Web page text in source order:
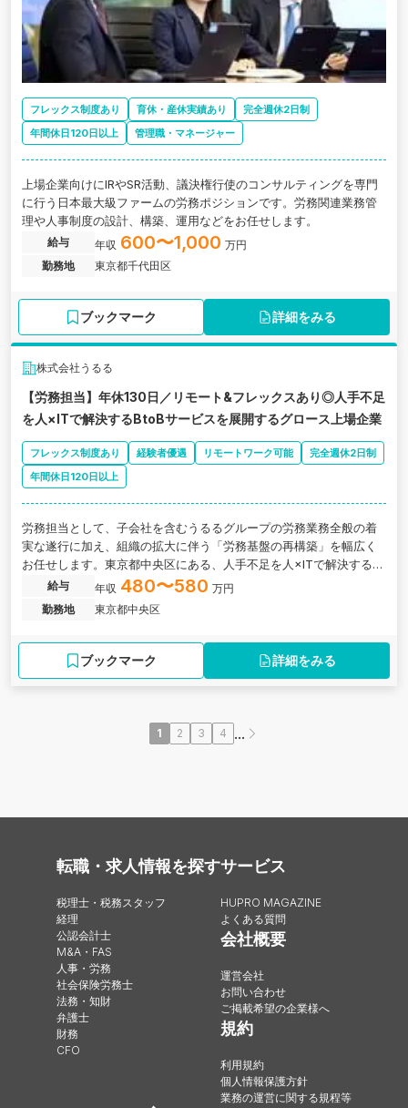
フレックス制度あり 育休・産休実績あり
完全週休2日制
年間休日120日以上
管理職・マネージャー
上場企業向けにIRやSR活動、議決権行使のコンサルティングを専門
に行う日本最大級ファームの労務ポジションです。労務関連業務管
理や人事制度の設計、構築、運用などをお任せします。
給与 年収 600〜1,000 万円
勤務地
東京都千代田区
ブックマーク 詳細をみる
株式会社うるる
【労務担当】年休130日／リモート&フレックスあり◎人手不足
を人×ITで解決するBtoBサービスを展開するグロース上場企業
フレックス制度あり 経験者優遇 リモートワーク可能
完全週休2日制
年間休日120日以上
労務担当として、子会社を含むうるるグループの労務業務全般の着
実な遂行に加え、組織の拡大に伴う「労務基盤の再構築」を幅広く
お任せします。東京都中央区にある、人手不足を人×ITで解決するBt
oBサービスを展開するグロース上場企業の求人です。
給与 年収 480〜580 万円
勤務地
東京都中央区
ブックマーク 詳細をみる
1 2 3 4 ...
転職・求人情報を探す
税理士・税務スタッフ
経理
公認会計士
M&A・FAS
人事・労務
社会保険労務士
法務・知財
弁護士
財務
CFO
サービス
HUPRO MAGAZINE
よくある質問
会社概要
運営会社
お問い合わせ
ご掲載希望の企業様へ
規約
利用規約
個人情報保護方針
業務の運営に関する規程等